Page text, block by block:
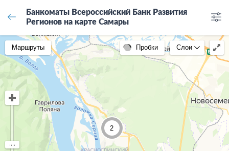
Банкоматы Всероссийский Банк Развития
Регионов на карте Самары
Маршруты Пробки Слои
2